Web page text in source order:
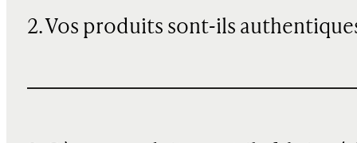
2. Vos produits sont-ils